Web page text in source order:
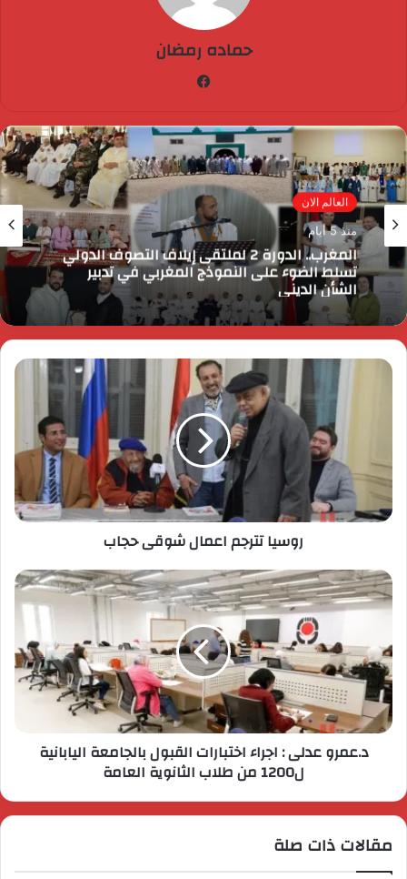
حماده رمضان
العالم الان
منذ 5 أيام
المغرب.. الدورة 2 لملتقى إيلاف التصوف الدولي
تسلط الضوء على النموذج المغربي في تدبير
الشأن الديني
روسيا تترجم اعمال شوقى حجاب
د.عمرو عدلى : اجراء اختبارات القبول بالجامعة اليابانية
ل1200 من طلاب الثانوية العامة
مقالات ذات صلة